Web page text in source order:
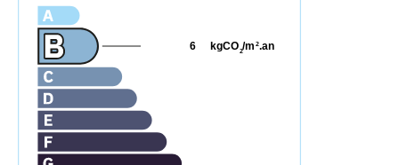
kgCO2/m 2.an
6